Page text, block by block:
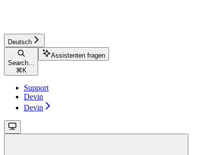
Deutsch
Search...
⌘ K
Assistenten fragen
Support
Devin
Devin